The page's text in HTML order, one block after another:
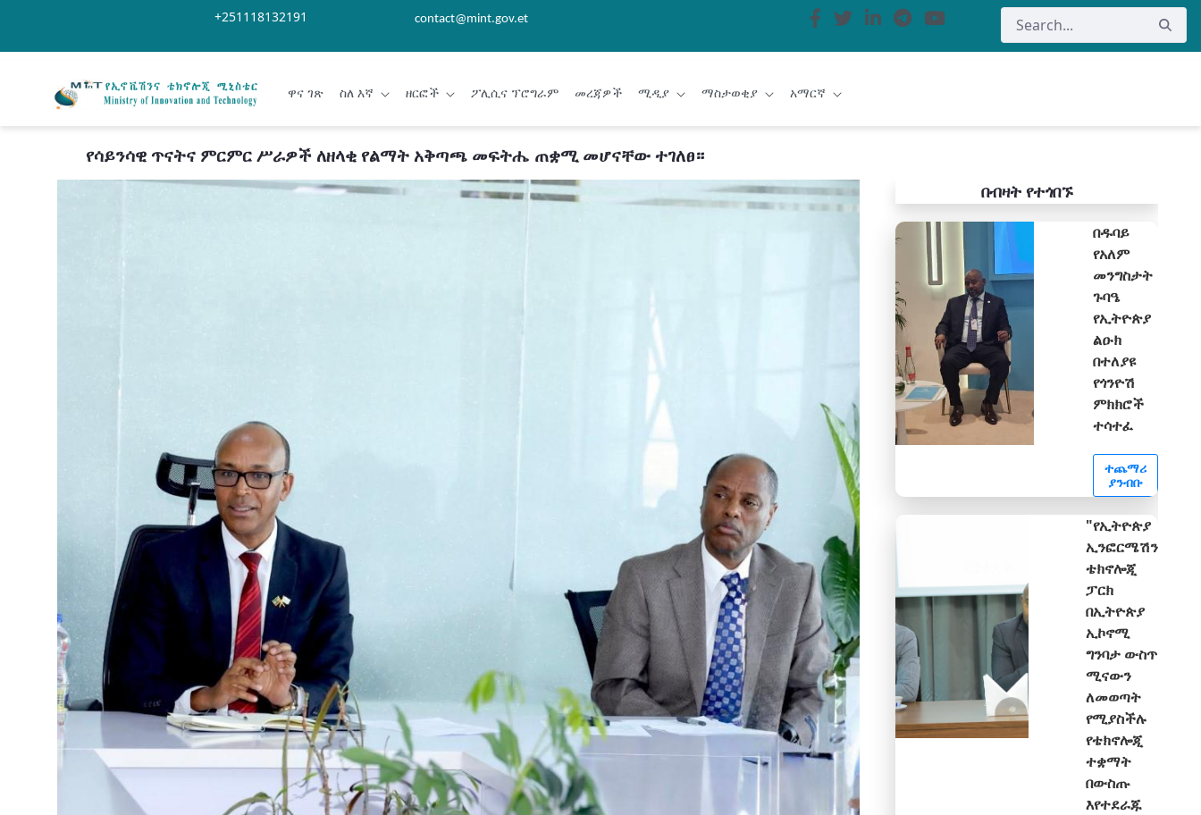
+251118132191 contact@mint.gov.et
ዋና ገጽ ስለ እኛ ዘርፎች ፖሊሲና ፕሮግራም መረጃዎች ሚዲያ ማስታወቂያ አማርኛ
የሳይንሳዊ ጥናትና ምርምር ሥራዎች ለዘላቂ የልማት አቅጣጫ መፍትሔ ጠቋሚ መሆናቸው ተገለፀ።
በብዛት የተጎበኙ
በዱባይ
የአለም
መንግስታት
ጉባዔ
የኢትዮጵያ
ልዑክ
በተለያዩ
የጎንዮሽ
ምክክሮች
ተሳተፈ
ተጨማሪ
ያንብቡ
"የኢትዮጵያ
ኢንፎርሜሽን
ቴክኖሎጂ
ፓርክ
በኢትዮጵያ
ኢኮኖሚ
ግንባታ ውስጥ
ሚናውን
ለመወጣት
የሚያስችሉ
የቴክኖሎጂ
ተቋማት
በውስጡ
እየተደራጁ